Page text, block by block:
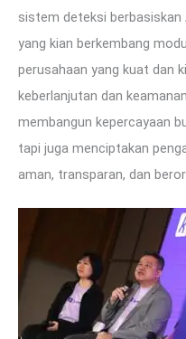
sistem deteksi
yang kian berkembang
perusahaan yang kuat dan
keberlanjutan dan
membangun kepercayaan
tapi juga menciptakan
aman, transparan, dan